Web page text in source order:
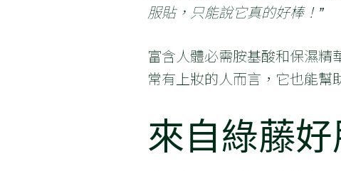
服貼，只能說它真的好棒！”
富含人體必需胺基酸和保濕精
常有上妝的人而言，它也能幫
來自綠藤